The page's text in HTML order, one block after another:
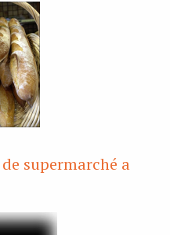
supermarché a